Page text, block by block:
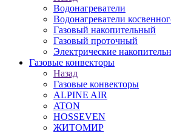
Водонагреватели
Водонагреватели
Газовый накопительный
Газовый проточный
Электрические
Газовые конвекторы
Назад
Газовые конвекторы
ALPINE AIR
ATON
HOSSEVEN
ЖИТОМИР